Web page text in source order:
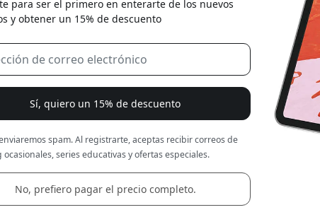
10-12 agosto
rápida y rastreable
de 30 días
- sin complicaciones
para ser el primero en enterarte de los nuevos
y obtener un 15% de descuento
Sí, quiero un 15% de descuento
spam. Al registrarte, aceptas recibir correos de
series educativas y ofertas especiales.
No, prefiero pagar el precio completo.